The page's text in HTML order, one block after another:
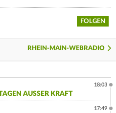
FOLGEN
RHEIN-MAIN-WEBRADIO
AUSSER KRAFT
18:03
17:49